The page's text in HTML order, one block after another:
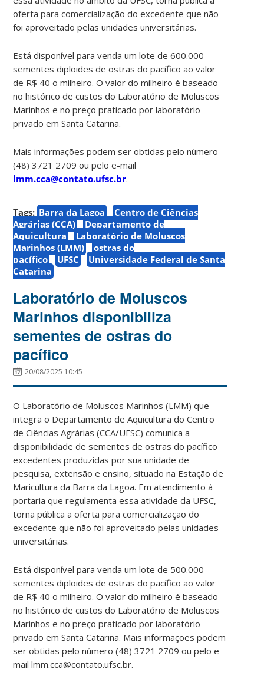
oferta para comercialização do excedente que não
foi aproveitado pelas unidades universitárias.
Está disponível para venda um lote de 600.000
sementes diploides de ostras do pacífico ao valor
de R$ 40 o milheiro. O valor do milheiro é baseado
no histórico de custos do Laboratório de Moluscos
Marinhos e no preço praticado por laboratório
privado em Santa Catarina.
Mais informações podem ser obtidas pelo número
(48) 3721 2709 ou pelo e-mail
lmm.cca@contato.ufsc.br.
Tags: Barra da Lagoa
Centro de Ciências
Agrárias (CCA)
Departamento de
Aquicultura
Laboratório de Moluscos
Marinhos (LMM)
ostras do
pacífico
UFSC
Universidade Federal de Santa
Catarina
Laboratório de Moluscos
Marinhos disponibiliza
sementes de ostras do
pacífico
20/08/2025 10:45
O Laboratório de Moluscos Marinhos (LMM) que
integra o Departamento de Aquicultura do Centro
de Ciências Agrárias (CCA/UFSC) comunica a
disponibilidade de sementes de ostras do pacífico
excedentes produzidas por sua unidade de
pesquisa, extensão e ensino, situado na Estação de
Maricultura da Barra da Lagoa. Em atendimento à
portaria que regulamenta essa atividade da UFSC,
torna pública a oferta para comercialização do
excedente que não foi aproveitado pelas unidades
universitárias.
Está disponível para venda um lote de 500.000
sementes diploides de ostras do pacífico ao valor
de R$ 40 o milheiro. O valor do milheiro é baseado
no histórico de custos do Laboratório de Moluscos
Marinhos e no preço praticado por laboratório
privado em Santa Catarina. Mais informações podem
ser obtidas pelo número (48) 3721 2709 ou pelo e-
mail lmm.cca@contato.ufsc.br.